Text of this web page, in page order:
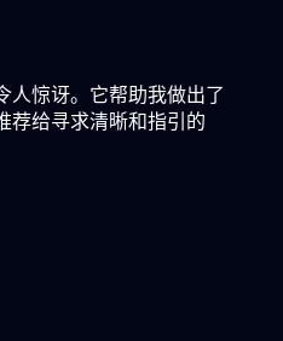
人惊讶。它帮助我做出了
荐给寻求清晰和指引的